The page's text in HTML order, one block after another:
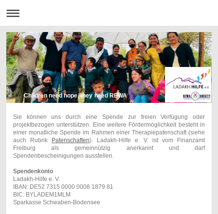
Children need hope, they need REWA
Sie können uns durch eine Spende zur freien Verfügung oder
projektbezogen unterstützen. Eine weitere Fördermöglichkeit besteht in
einer monatliche Spende im Rahmen einer Therapiepatenschaft (siehe
auch Rubrik
Patenschaften). Ladakh-Hilfe e. V. ist vom Finanzamt
Freiburg als gemeinnützig anerkannt und darf
Spendenbescheinigungen ausstellen.
Spendenkonto
Ladakh-Hilfe e. V.
IBAN: DE52 7315 0000 0008 1879 81
BIC: BYLADEM1MLM
Sparkasse Schwaben-Bodensee